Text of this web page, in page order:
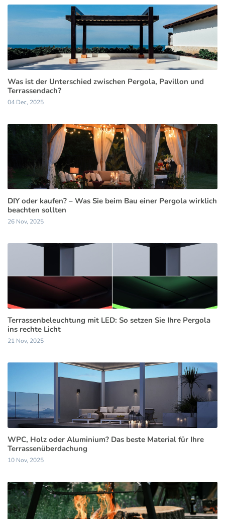
Was ist der Unterschied zwischen Pergola, Pavillon und
Terrassendach?
04 Dec, 2025
DIY oder kaufen? – Was Sie beim Bau einer Pergola wirklich
beachten sollten
26 Nov, 2025
Terrassenbeleuchtung mit LED: So setzen Sie Ihre Pergola
ins rechte Licht
21 Nov, 2025
WPC, Holz oder Aluminium? Das beste Material für Ihre
Terrassenüberdachung
10 Nov, 2025